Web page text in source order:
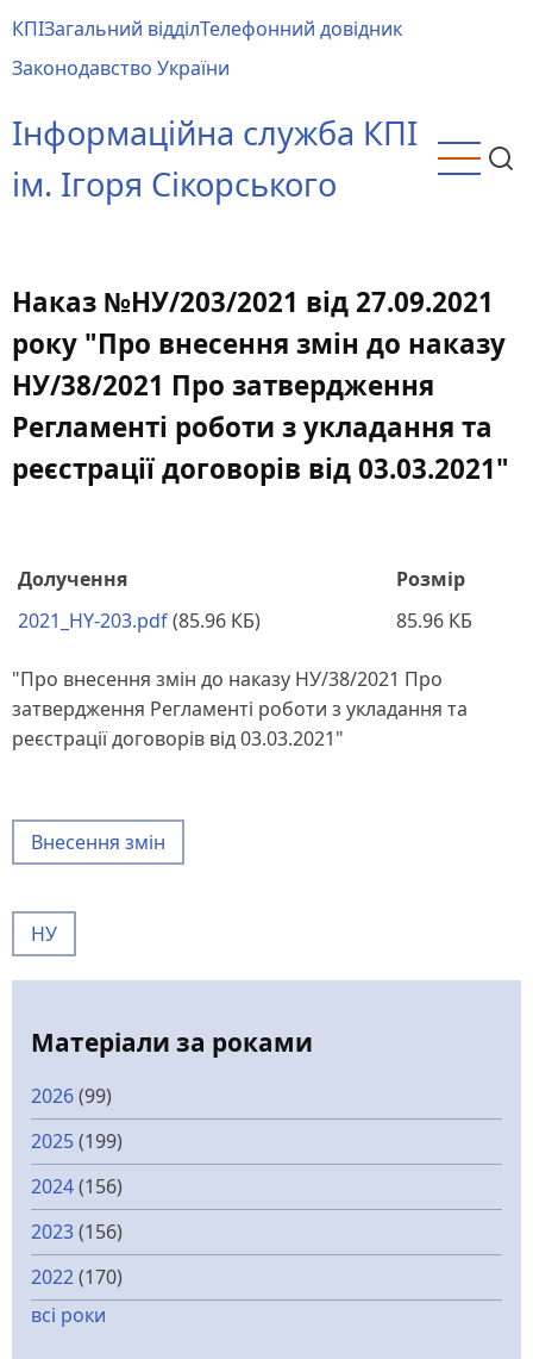
до
основного
КПІЗагальний відділТелефонний довідник
Законодавство України
Інформаційна служба КПІ
ім. Ігоря Сікорського
Наказ №НУ/203/2021 від 27.09.2021
року "Про внесення змін до наказу
НУ/38/2021 Про затвердження
Регламенті роботи з укладання та
реєстрації договорів від 03.03.2021"
Долучення
Розмір
2021_HY-203.pdf(85.96 КБ) 85.96 КБ
"Про внесення змін до наказу НУ/38/2021 Про
затвердження Регламенті роботи з укладання та
реєстрації договорів від 03.03.2021"
Внесення змін
НУ
Матеріали за роками
2026(99)
2025(199)
2024(156)
2023(156)
2022(170)
всі роки